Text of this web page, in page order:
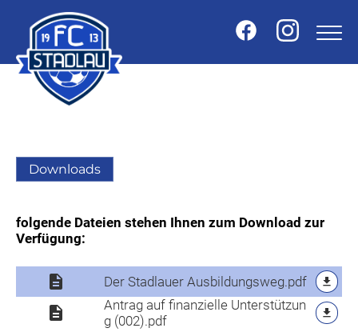
Downloads
folgende Dateien stehen Ihnen zum Download zur
Verfügung:
description Der Stadlauer Ausbildungsweg.pdf file_download
description
Antrag auf finanzielle Unterstützun
g (002).pdf
file_download